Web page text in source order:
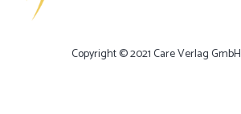
Copyright © 2021 Care Verlag GmbH